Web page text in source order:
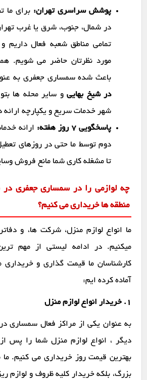
پوشش سراسری تهران: برای ما
در شمال، جنوب، شرق یا غرب
تمامی مناطق شعبه فعال
مورد نظرتان حاضر می شویم.
باعث شده سمساری جعفری به
در شیخ بهایی و سایر محله ها
شهر خدمات سریع و یکپارچه ارائه
پاسخگویی ۷ روز هفته:
ارائه
دوم توسط ما حتی در روزهای
تا مشغله کاری شما مانع فروش
چه لوازمی را در سمساری جعفری در
منطقه ها خریداری می کنیم؟
ما انواع لوازم منزل، شرکت ها، و
میکنیم. در ادامه لیستی از مهم
کارشناسان ما قیمت گذاری و خریداری
آماده کرده ایم:
1. خریدار انواع لوازم منزل
به عنوان یکی از مراکز فعال سمساری
دیگر ، انواع لوازم منزل شما را پس
بهترین قیمت روز خریداری می کنیم. ما
بزرگ، بلکه خریدار کلیه ظروف و لوازم